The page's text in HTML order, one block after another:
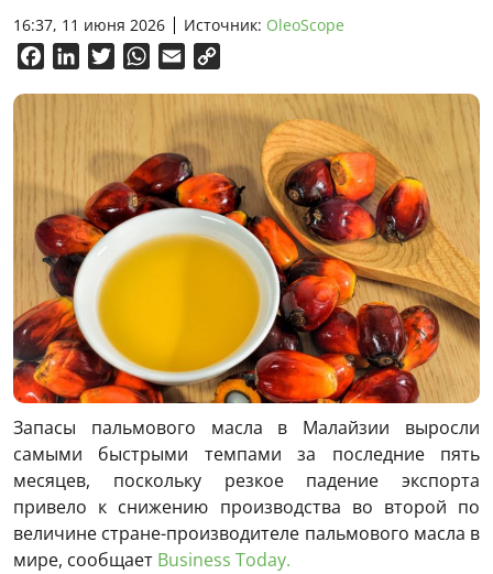
16:37, 11 июня 2026 Источник: OleoScope
FacebookLinkedInTwitterWhatsApp
Email
Запасы пальмового масла в Малайзии выросли
самыми быстрыми темпами за последние пять
месяцев, поскольку резкое падение экспорта
привело к снижению производства во второй по
величине стране-производителе пальмового масла в
мире, сообщает Business Today.